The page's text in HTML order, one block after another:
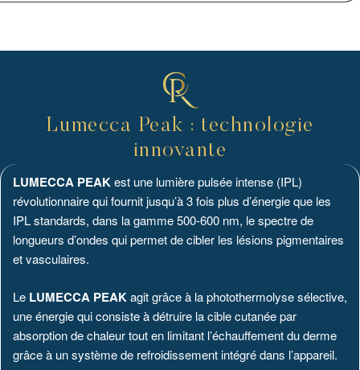
Lumecca Peak : technologie
innovante
LUMECCA PEAKest une lumière pulsée intense (IPL)
révolutionnaire qui fournit jusqu’à 3 fois plus d’énergie que les
IPL standards, dans la gamme 500-600 nm, le spectre de
longueurs d’ondes qui permet de cibler les lésions pigmentaires
et vasculaires.
Le LUMECCA PEAKagit grâce à la photothermolyse sélective,
une énergie qui consiste à détruire la cible cutanée par
absorption de chaleur tout en limitant l’échauffement du derme
grâce à un système de refroidissement intégré dans l’appareil.